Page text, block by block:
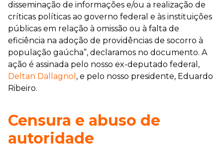
disseminação de informações e/ou a realização de
críticas políticas ao governo federal e às instituições
públicas em relação à omissão ou à falta de
eficiência na adoção de providências de socorro à
população gaúcha”, declaramos no documento. A
ação é assinada pelo nosso ex-deputado federal,
Deltan Dallagnol , e pelo nosso presidente, Eduardo
Ribeiro.
Censura e abuso de
autoridade